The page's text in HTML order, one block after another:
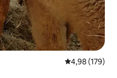
Средна
4,98 (179)